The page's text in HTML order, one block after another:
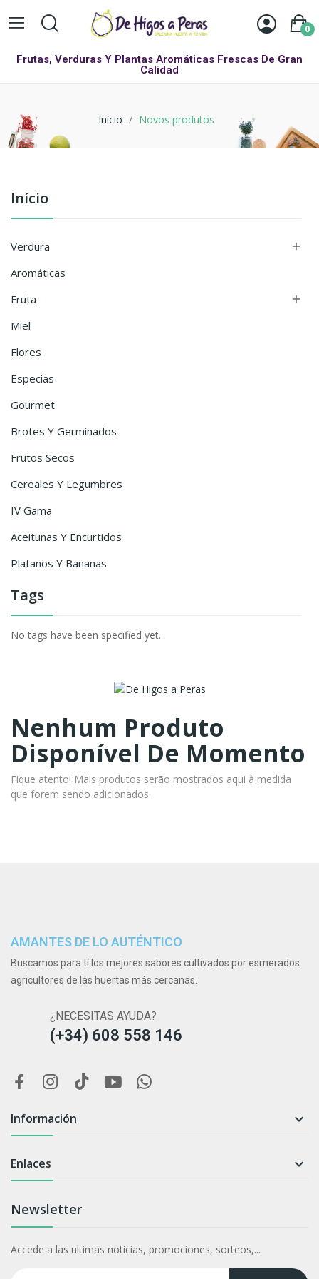
0
Frutas, Verduras Y Plantas Aromáticas Frescas De Gran
Calidad
Início Novos produtos
Início
Verdura 
Aromáticas
Fruta

Miel
Flores
Especias
Gourmet
Brotes Y Germinados
Frutos Secos
Cereales Y Legumbres
IV Gama
Aceitunas Y Encurtidos
Platanos Y Bananas
Tags
No tags have been specified yet.
Nenhum Produto
Disponível De Momento
Fique atento! Mais produtos serão mostrados aqui à medida
que forem sendo adicionados.
AMANTES DE LO AUTÉNTICO
Buscamos para tí los mejores sabores cultivados por esmerados
agricultores de las huertas más cercanas.
¿NECESITAS AYUDA?
(+34) 608 558 146
Información 
Enlaces 
Newsletter
Accede a las ultimas noticias, promociones, sorteos,...